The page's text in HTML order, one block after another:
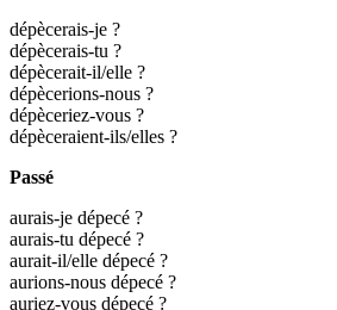
dépècerais-je ?
dépècerais-tu ?
dépècerait-il/elle ?
dépècerions-nous ?
dépèceriez-vous ?
dépèceraient-ils/elles ?
Passé
aurais-je dépecé ?
aurais-tu dépecé ?
aurait-il/elle dépecé ?
aurions-nous dépecé ?
auriez-vous dépecé ?